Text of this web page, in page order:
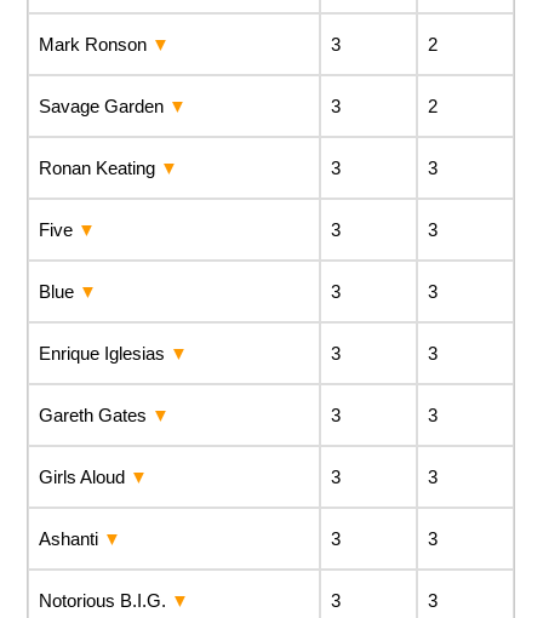
Mark Ronson 3 2
Savage Garden 3 2
Ronan Keating 3 3
Five 3 3
Blue 3 3
Enrique Iglesias 3 3
Gareth Gates 3 3
Girls Aloud 3 3
Ashanti 3 3
Notorious B.I.G. 3 3